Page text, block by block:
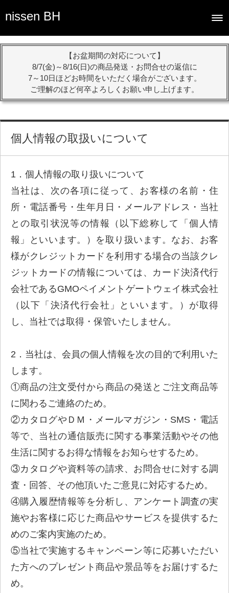
nissen BH
【お盆期間の対応について】
8/7(金)～8/16(日)の商品発送・お問合せの返信に
7～10日ほどお時間をいただく場合がございます。
ご理解のほど何卒よろしくお願い申し上げます。
個人情報の取扱いについて
1．個人情報の取り扱いについて
当社は、次の各項に従って、お客様の名前・住
所・電話番号・生年月日・メールアドレス・当社
との取引状況等の情報（以下総称して「個人情
報」といいます。）を取り扱います。なお、お客
様がクレジットカードを利用する場合の当該クレ
ジットカードの情報については、カード決済代行
会社であるGMOペイメントゲートウェイ株式会社
（以下「決済代行会社」といいます。）が取得
し、当社では取得・保管いたしません。
2．当社は、会員の個人情報を次の目的で利用いた
します。
①商品の注文受付から商品の発送とご注文商品等
に関わるご連絡のため。
②カタログやＤＭ・メールマガジン・SMS・電話
等で、当社の通信販売に関する事業活動やその他
生活に関するお得な情報をお知らせするため。
③カタログや資料等の請求、お問合せに対する調
査・回答、その他頂いたご意見に対応するため。
④購入履歴情報等を分析し、アンケート調査の実
施やお客様に応じた商品やサービスを提供するた
めのご案内実施のため。
⑤当社で実施するキャンペーン等に応募いただい
た方へのプレゼント商品や景品等をお届けするた
め。